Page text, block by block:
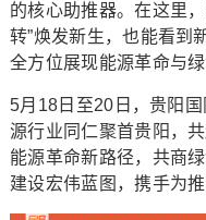
的核心助推器。在这里
转”焕发新生，也能看到
全方位展现能源革命与
5月18日至20日，贵阳
源行业同仁聚首贵阳，
能源革命新路径，共商
建设宏伟蓝图，携手为